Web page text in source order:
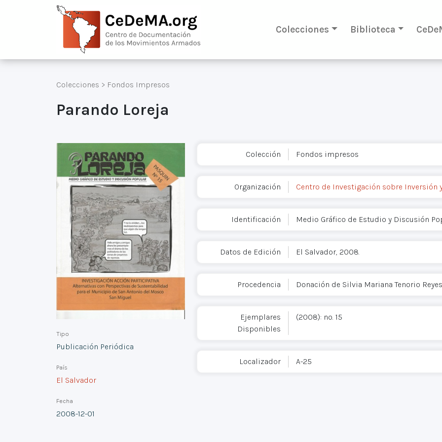
Colecciones Biblioteca
Colecciones > Fondos Impresos
Parando Loreja
Tipo
Publicación Periódica
País
El Salvador
Fecha
2008-12-01
Colección Fondos impresos
Organización Centro de Investigación sobre Inversión
Identificación Medio Gráfico de Estudio y Discusión
Datos de Edición El Salvador, 2008.
Procedencia Donación de Silvia Mariana Tenorio Reyes
Ejemplares
Disponibles
(2008): no. 15
Localizador A-25